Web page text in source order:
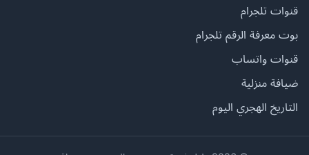
قنوات تلجرام
بوت معرفة الرقم تلجرام
قنوات واتساب
ضيافة منزلية
التاريخ الهجري اليوم